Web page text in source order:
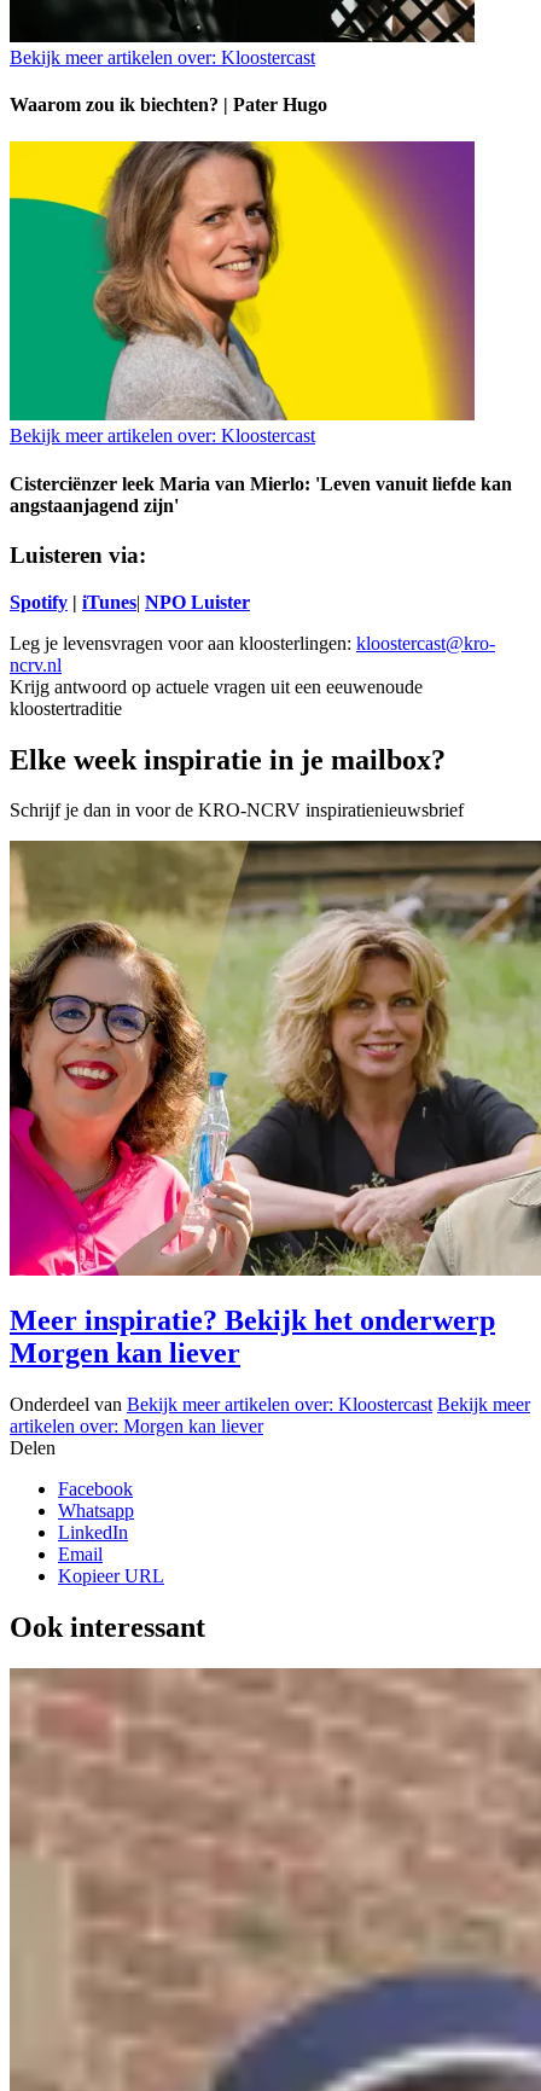
Bekijk meer artikelen over: Kloostercast
Waarom zou ik biechten? | Pater Hugo
Bekijk meer artikelen over: Kloostercast
Cisterciënzer leek Maria van Mierlo: 'Leven vanuit liefde kan
angstaanjagend zijn'
Luisteren via:
Spotify | iTunes| NPO Luister
Leg je levensvragen voor aan kloosterlingen: kloostercast@kro-
ncrv.nl
Krijg antwoord op actuele vragen uit een eeuwenoude
kloostertraditie
Elke week inspiratie in je mailbox?
Schrijf je dan in voor de KRO-NCRV inspiratienieuwsbrief
Meer inspiratie? Bekijk het onderwerp
Morgen kan liever
Onderdeel van Bekijk meer artikelen over: Kloostercast Bekijk meer
artikelen over: Morgen kan liever
Delen
Facebook
Whatsapp
LinkedIn
Email
Kopieer URL
Ook interessant